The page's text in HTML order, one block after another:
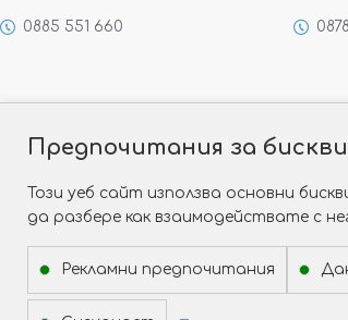
0885 551 660
Предпочитания за
Този уеб сайт използва основни
да разбере как взаимодействате с
Рекламни предпочитания